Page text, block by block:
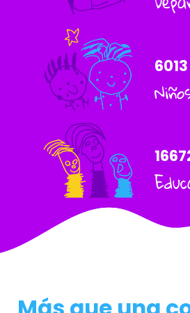
6013